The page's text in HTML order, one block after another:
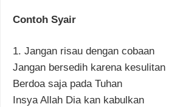
Contoh Syair
1. Jangan risau dengan cobaan
Jangan bersedih karena kesulitan
Berdoa saja pada Tuhan
Insya Allah Dia kan kabulkan